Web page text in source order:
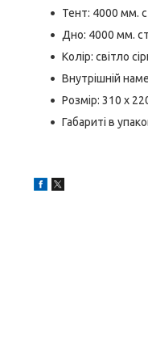
Тент: 4000 мм.
Дно: 4000 мм.
Колір: світло
Внутрішній
Розмір: 310 х
Габариті в